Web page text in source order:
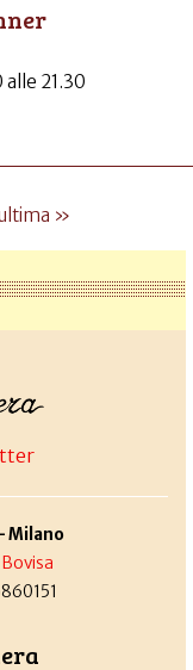
21.30
»
Milano